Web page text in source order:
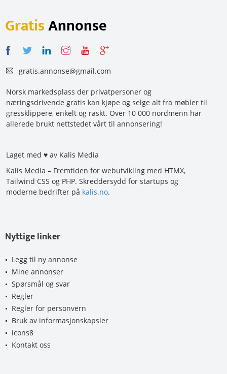
GratisAnnonse
gratis.annonse@gmail.com
Norsk markedsplass der privatpersoner og
næringsdrivende gratis kan kjøpe og selge alt fra møbler til
gressklippere, enkelt og raskt. Over 10 000 nordmenn har
allerede brukt nettstedet vårt til annonsering!
Laget med ♥ av Kalis Media
Kalis Media – Fremtiden for webutvikling med HTMX,
Tailwind CSS og PHP. Skreddersydd for startups og
moderne bedrifter på kalis.no.
Nyttige linker
Legg til ny annonse
Mine annonser
Spørsmål og svar
Regler
Regler for personvern
Bruk av informasjonskapsler
icons8
Kontakt oss